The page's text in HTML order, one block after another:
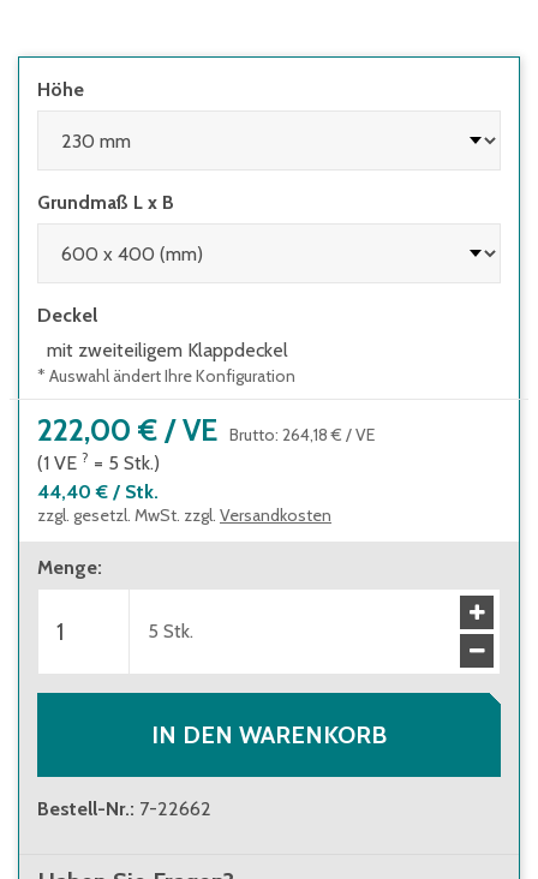
Höhe
Grundmaß L x B
Deckel
mit zweiteiligem Klappdeckel
* Auswahl ändert Ihre Konfiguration
222,00 € /VE Brutto: 264,18 € /VE
(1 VE ? = 5 Stk.)
44,40 € / Stk.
zzgl. gesetzl. MwSt. zzgl. Versandkosten
Menge:
5 Stk.
IN DEN WARENKORB
Bestell-Nr.: 7-22662